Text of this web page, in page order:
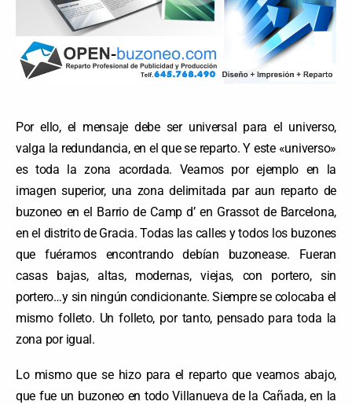
Por ello, el mensaje debe ser universal para el universo,
valga la redundancia, en el que se reparto. Y este «universo»
es toda la zona acordada. Veamos por ejemplo en la
imagen superior, una zona delimitada par aun reparto de
buzoneo en el Barrio de Camp d’ en Grassot de Barcelona,
en el distrito de Gracia. Todas las calles y todos los buzones
que fuéramos encontrando debían buzonease. Fueran
casas bajas, altas, modernas, viejas, con portero, sin
portero…y sin ningún condicionante. Siempre se colocaba el
mismo folleto. Un folleto, por tanto, pensado para toda la
zona por igual.
Lo mismo que se hizo para el reparto que veamos abajo,
que fue un buzoneo en todo Villanueva de la Cañada, en la